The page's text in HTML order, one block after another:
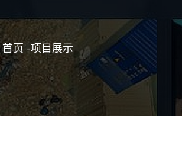
首页 -项目展示